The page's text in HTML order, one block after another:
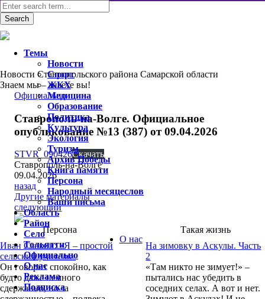
Новости Ставропольского района Самарской области
Знаем мы – знаете вы!
Официально
Ставрополь-на-Волге. Официальное
опубликование №13 (387) от 09.04.2026
STVR_090426Скачать
Ставрополь-на-Волге
09.04.2026
назад
Другие материалы
следующий
Персона
Иван Савкин: «Я – простой
сельский учитель»
Он говорит спокойно, как
будто даже немного
сдержанно, но за
Такая жизнь
На зимовку в Аскулы. Часть
2
«Там никто не зимует!» –
пытались нас убедить в
соседних селах. А вот и нет.
О нас
Темы
Новости
Спорт
ЖКХ
Медицина
Образование
Политика
Культура
Экология
Туризм
Архив Победы
Книга памяти
Персона
Народный месяцеслов
Ваши письма
Область
Район
Село
Тольятти
Официально
О нас
Реклама
Подписка